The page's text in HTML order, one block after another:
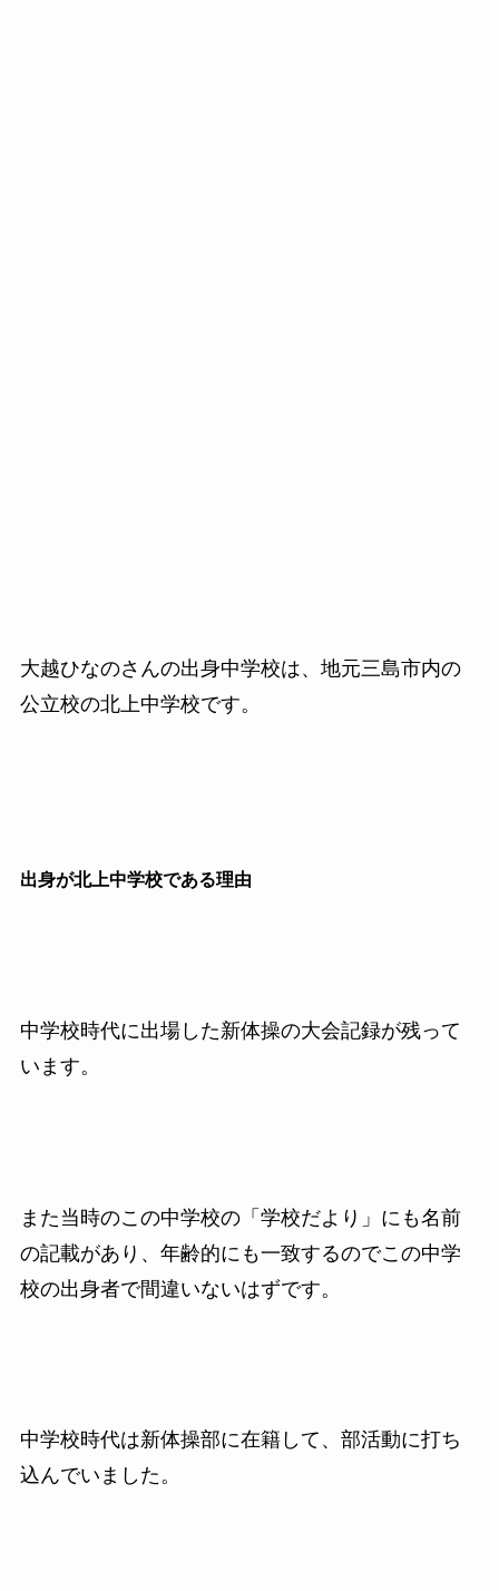
大越ひなのさんの出身中学校は、地元三島市内の
公立校の北上中学校です。
出身が北上中学校である理由
中学校時代に出場した新体操の大会記録が残って
います。
また当時のこの中学校の「学校だより」にも名前
の記載があり、年齢的にも一致するのでこの中学
校の出身者で間違いないはずです。
中学校時代は新体操部に在籍して、部活動に打ち
込んでいました。